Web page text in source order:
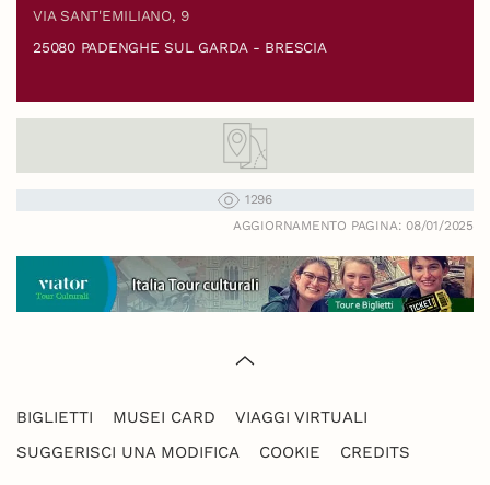
VIA SANT'EMILIANO, 9
25080 PADENGHE SUL GARDA - BRESCIA
1296
AGGIORNAMENTO PAGINA: 08/01/2025
BIGLIETTI MUSEI CARD
VIAGGI VIRTUALI
SUGGERISCI UNA MODIFICA
COOKIE CREDITS